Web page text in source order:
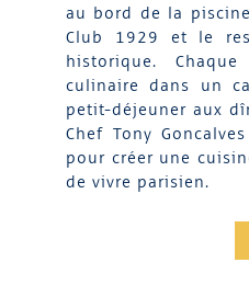
au bord de la
Club 1929 et le
historique.
culinaire dans un
petit-déjeuner aux
Chef Tony
pour créer une
de vivre parisien.